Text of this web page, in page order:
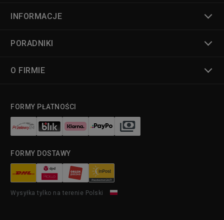
INFORMACJE
PORADNIKI
O FIRMIE
FORMY PŁATNOŚCI
FORMY DOSTAWY
Wysyłka tylko na terenie Polski